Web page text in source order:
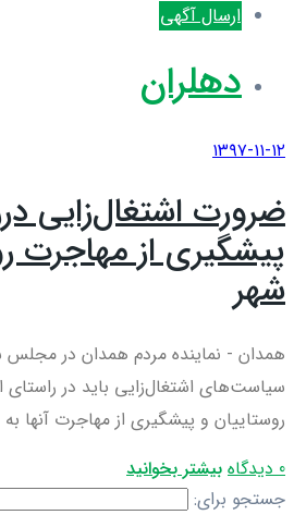
ارسال آگهی
دهلران
۱۳۹۷-۱۱-۱۲
ضرورت اشتغال‌زایی
پیشگیری از مهاجرت
شهر
همدان - نماینده مردم همدان در
سیاست‌های اشتغال‌زایی باید در راستای
روستاییان و پیشگیری از مهاجرت آنها
0 دیدگاه
بیشتر بخوانید
جستجو برای: